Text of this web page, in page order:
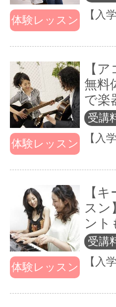
ロの講師陣が充
あなたに合った
す！
〔1〕『レッスン
任を持ちます！
ービスを提供しま
〔3〕『本物の
＜イベント「超」
もたくさんできま
体験レッスン 【入
体験レッスン
【
無料
で楽
受講
【入
体験レッスン
【
スン
ント
受講
【入